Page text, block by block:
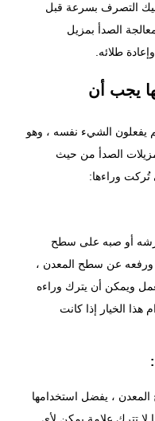
التصرف بسرعة قبل
الصدأ بمزيل
طلائه.
يجب أن
يفعلون الشيء نفسه ، وهو
الصدأ من حيث
تُركت وراءها:
أو صبه على سطح
ورفعه عن سطح المعدن ،
ويمكن أن يترك وراءه
الخيار إذا كانت
المعدن ، يفضل استخدامها